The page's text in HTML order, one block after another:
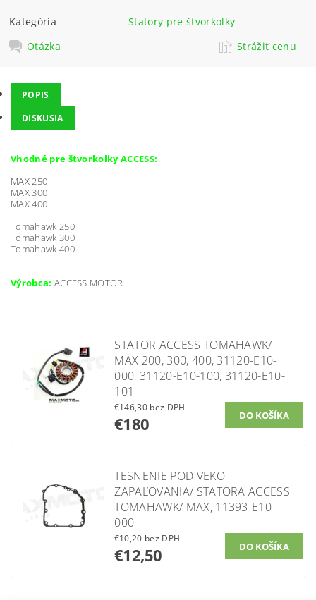
Kategória
Statory pre štvorkolky
Otázka
Strážiť cenu
POPIS
DISKUSIA
Vhodné pre štvorkolky ACCESS:
MAX 250
MAX 300
MAX 400
Tomahawk 250
Tomahawk 300
Tomahawk 400
Výrobca: ACCESS MOTOR
STATOR ACCESS TOMAHAWK/
MAX 200, 300, 400, 31120-E10-
000, 31120-E10-100, 31120-E10-
101
€146,30 bez DPH
€180
TESNENIE POD VEKO
ZAPAĽOVANIA/ STATORA ACCESS
TOMAHAWK/ MAX, 11393-E10-
000
€10,20 bez DPH
€12,50